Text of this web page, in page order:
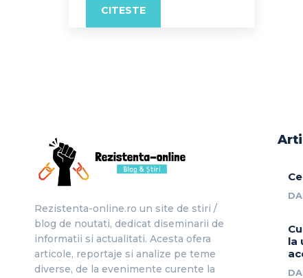
CITESTE
Rezistenta-online.ro un site de stiri /
blog de noutati, dedicat diseminarii de
informatii si actualitati. Acesta ofera
articole, reportaje si analize pe teme
diverse, de la evenimente curente la
la